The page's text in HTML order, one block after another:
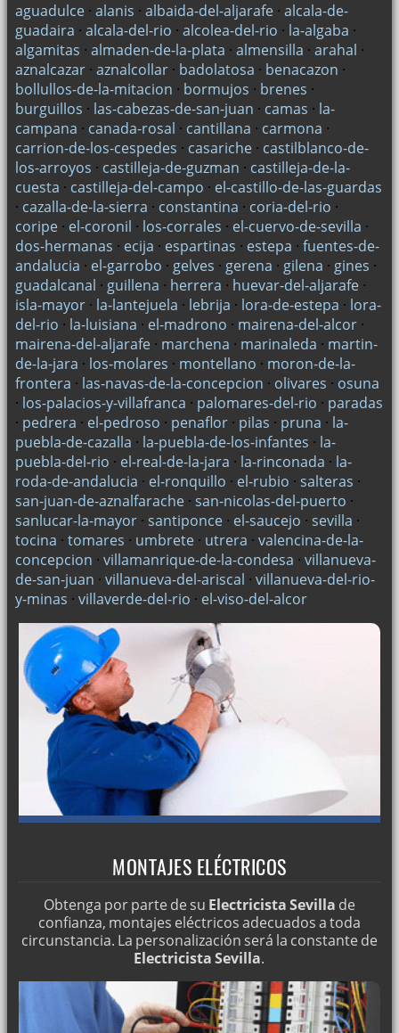
aguadulce· alanis · albaida-del-aljarafe· alcala-de-
guadaira · alcala-del-rio · alcolea-del-rio · la-algaba ·
algamitas · almaden-de-la-plata · almensilla · arahal ·
aznalcazar· aznalcollar· badolatosa · benacazon ·
bollullos-de-la-mitacion · bormujos · brenes ·
burguillos · las-cabezas-de-san-juan · camas · la-
campana · canada-rosal · cantillana · carmona ·
carrion-de-los-cespedes · casariche· castilblanco-de-
los-arroyos · castilleja-de-guzman · castilleja-de-la-
cuesta · castilleja-del-campo · el-castillo-de-las-guardas
· cazalla-de-la-sierra · constantina · coria-del-rio ·
coripe· el-coronil · los-corrales · el-cuervo-de-sevilla ·
dos-hermanas · ecija · espartinas · estepa · fuentes-de-
andalucia · el-garrobo · gelves · gerena · gilena · gines ·
guadalcanal · guillena · herrera · huevar-del-aljarafe·
isla-mayor· la-lantejuela · lebrija · lora-de-estepa · lora-
del-rio · la-luisiana · el-madrono · mairena-del-alcor·
mairena-del-aljarafe· marchena · marinaleda · martin-
de-la-jara · los-molares · montellano · moron-de-la-
frontera · las-navas-de-la-concepcion · olivares · osuna
· los-palacios-y-villafranca · palomares-del-rio · paradas
· pedrera · el-pedroso · penaflor· pilas · pruna · la-
puebla-de-cazalla · la-puebla-de-los-infantes · la-
puebla-del-rio · el-real-de-la-jara · la-rinconada · la-
roda-de-andalucia · el-ronquillo · el-rubio · salteras ·
san-juan-de-aznalfarache· san-nicolas-del-puerto ·
sanlucar-la-mayor· santiponce· el-saucejo · sevilla ·
tocina · tomares · umbrete· utrera · valencina-de-la-
concepcion · villamanrique-de-la-condesa · villanueva-
de-san-juan · villanueva-del-ariscal · villanueva-del-rio-
y-minas · villaverde-del-rio · el-viso-del-alcor
MONTAJES ELÉCTRICOS
Obtenga por parte de su Electricista Sevilla de
confianza, montajes eléctricos adecuados a toda
circunstancia. La personalización será la constante de
Electricista Sevilla.